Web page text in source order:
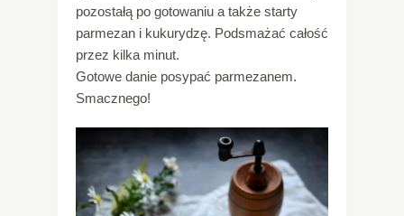
pozostałą po gotowaniu a także starty
parmezan i kukurydzę. Podsmażać całość
przez kilka minut.
Gotowe danie posypać parmezanem.
Smacznego!